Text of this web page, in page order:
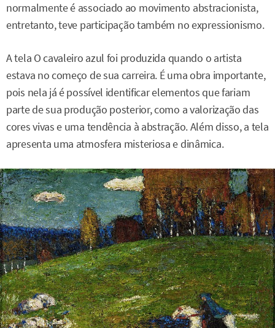
normalmente é associado ao movimento abstracionista,
entretanto, teve participação também no expressionismo.
A tela O cavaleiro azul foi produzida quando o artista
estava no começo de sua carreira. É uma obra importante,
pois nela já é possível identificar elementos que fariam
parte de sua produção posterior, como a valorização das
cores vivas e uma tendência à abstração. Além disso, a tela
apresenta uma atmosfera misteriosa e dinâmica.